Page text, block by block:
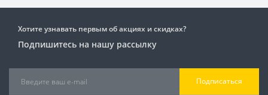
Хотите узнавать первым об акциях и скидках?
Подпишитесь на нашу рассылку
Подписаться